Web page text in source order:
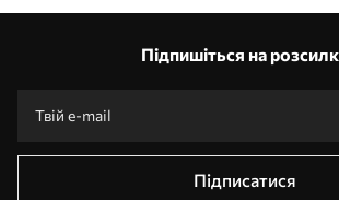
Підпишіться на
Підписатися